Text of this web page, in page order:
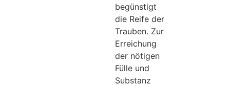
begünstigt
die Reife der
Trauben. Zur
Erreichung
der nötigen
Fülle und
Substanz